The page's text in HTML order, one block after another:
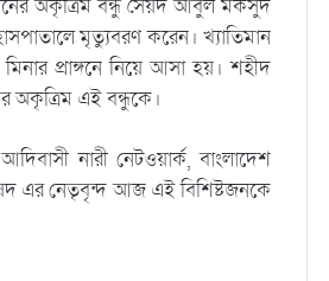
অকৃত্রিম বন্ধু সৈয়দ আবুল মকসুদ
মৃত্যুবরণ করেন। খ্যাতিমান
প্রাঙ্গনে নিয়ে আসা হয়। শহীদ
অকৃত্রিম এই বন্ধুকে।
নারী নেটওয়ার্ক, বাংলাদেশ
এর নেতৃবৃন্দ আজ এই বিশিষ্টজনকে